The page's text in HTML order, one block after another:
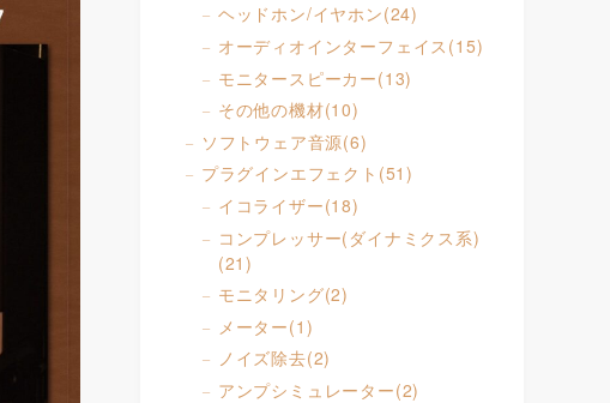
ヘッドホン/イヤホン(24)
オーディオインターフェイス (15)
モニタースピーカー(13)
その他の機材(10)
ソフトウェア音源(6)
プラグインエフェクト (51)
イコライザー(18)
コンプレッサー(ダイナミクス系)
(21)
モニタリング(2)
メーター(1)
ノイズ除去(2)
アンプシミュレーター(2)